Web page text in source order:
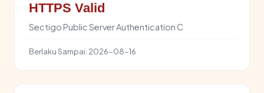
HTTPS Valid
Sectigo Public Server Authentication C
Berlaku Sampai: 2026-08-16